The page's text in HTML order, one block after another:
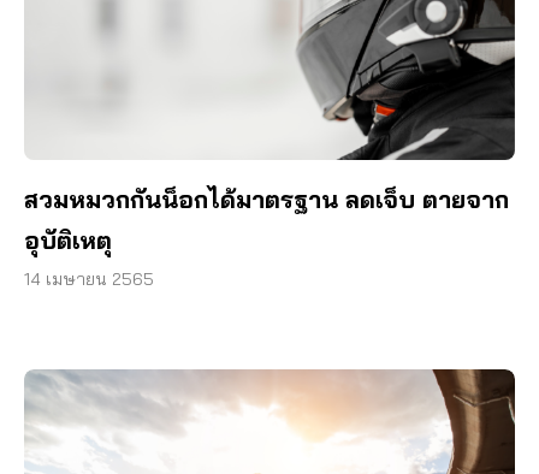
สวมหมวกกันน็อกได้มาตรฐาน ลดเจ็บ ตายจาก
อุบัติเหตุ
14 เมษายน 2565